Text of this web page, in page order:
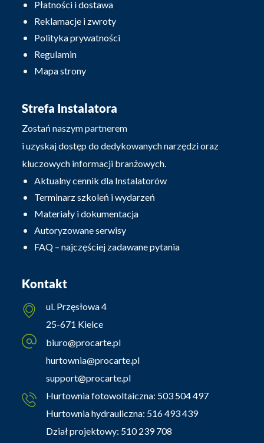
Płatności i dostawa
Reklamacje i zwroty
Polityka prywatności
Regulamin
Mapa strony
Strefa Instalatora
Zostań naszym partnerem
i uzyskaj dostęp do dedykowanych narzędzi oraz
kluczowych informacji branżowych.
Aktualny cennik dla Instalatorów
Terminarz szkoleń i wydarzeń
Materiały i dokumentacja
Autoryzowane serwisy
FAQ – najczęściej zadawane pytania
Kontakt
ul. Przęsłowa 4
25-671 Kielce
biuro@procarte.pl
hurtownia@procarte.pl
support@procarte.pl
Hurtownia fotowoltaiczna: 503 504 497
Hurtownia hydrauliczna: 516 493 439
Dział projektowy: 510 239 708